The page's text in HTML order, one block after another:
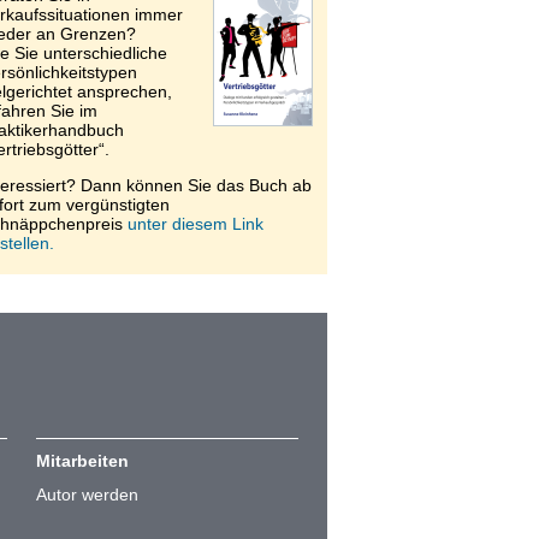
immer
an Grenzen?
Sie unterschiedliche
ansprechen,
Sie im
Dann können Sie das Buch ab
zum vergünstigten
unter diesem Link
Mitarbeiten
Autor werden